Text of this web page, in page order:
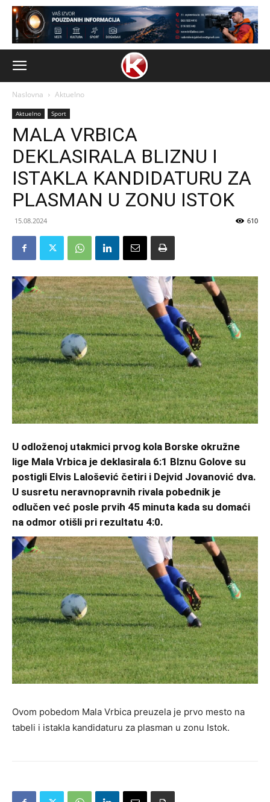
Naslovna Aktuelno
Aktuelno Sport
MALA VRBICA
DEKLASIRALA BLIZNU I
ISTAKLA KANDIDATURU ZA
PLASMAN U ZONU ISTOK
15.08.2024 610
U odloženoj utakmici prvog kola Borske okružne
lige Mala Vrbica je deklasirala 6:1 Blznu Golove su
postigli Elvis Lalošević četiri i Dejvid Jovanović dva.
U susretu neravnopravnih rivala pobednik je
odlučen već posle prvih 45 minuta kada su domaći
na odmor otišli pri rezultatu 4:0.
Ovom pobedom Mala Vrbica preuzela je prvo mesto na
tabeli i istakla kandidaturu za plasman u zonu Istok.